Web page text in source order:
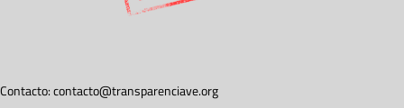
Contacto:contacto@transparenciave.org